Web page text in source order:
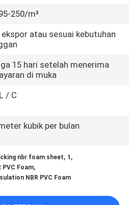
250/m³
atau sesuai kebutuhan
15 hari setelah menerima
di muka
/ C
kubik per bulan
nbr foam sheet, 1 ,
PVC Foam,
NBR PVC Foam